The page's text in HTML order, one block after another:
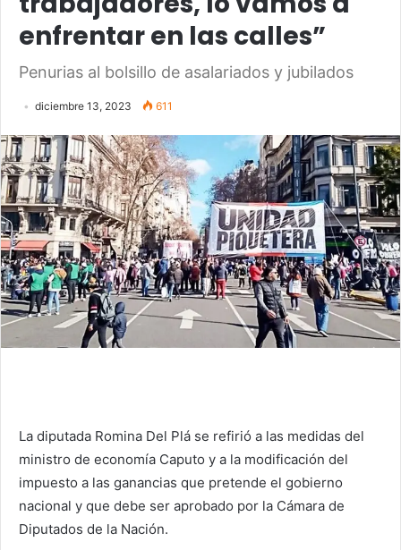
enfrentar en las calles”
Penurias al bolsillo de asalariados y jubilados
diciembre 13, 2023 611
La diputada Romina Del Plá se refirió a las medidas del
ministro de economía Caputo y a la modificación del
impuesto a las ganancias que pretende el gobierno
nacional y que debe ser aprobado por la Cámara de
Diputados de la Nación.